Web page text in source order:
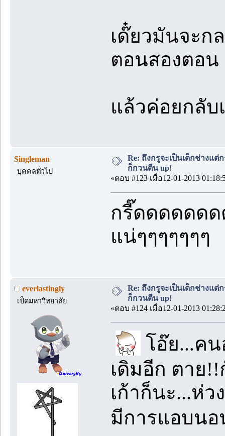
เด๊๋ยวมันจะก
ตอนสองตอน
แล้วค่อยกลับ
Singleman
บุคคลทั่วไป
Re: ถึงกรูจะเป็นเด็กช่างแ
ก็กวนตีน up!
«ตอบ #123 เมื่อ12-01-2013
กรี๊ดดดดดด
แน่ๆๆๆๆๆๆๆ
everlastingly
เป็ดมหาวิทยาลัย
Re: ถึงกรูจะเป็นเด็กช่างแ
ก็กวนตีน up!
«ตอบ #124 เมื่อ12-01-2013
โอ๊ย...ค
เดิมอีก ตาย
เก้าก็นะ...ห่
มีการแอบนอ